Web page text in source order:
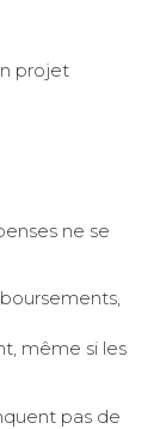
projet
ne se
même si les
pas de